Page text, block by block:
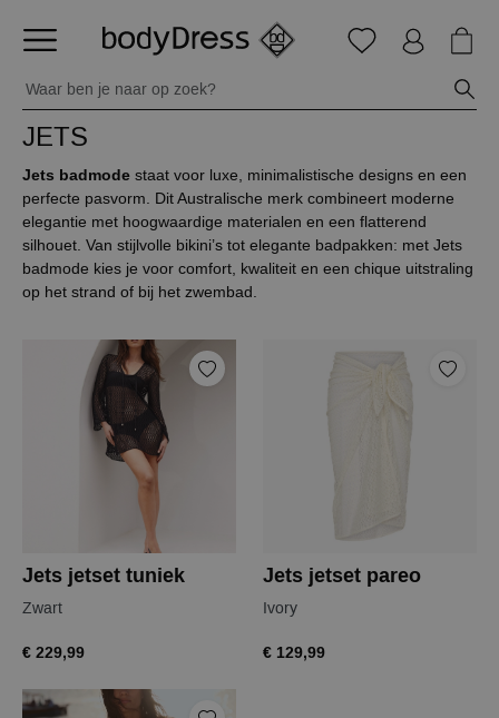
JETS
Jets badmode staat voor luxe, minimalistische designs en een
perfecte pasvorm. Dit Australische merk combineert moderne
elegantie met hoogwaardige materialen en een flatterend
silhouet. Van stijlvolle bikini’s tot elegante badpakken: met Jets
badmode kies je voor comfort, kwaliteit en een chique uitstraling
op het strand of bij het zwembad.
Jets jetset tuniek
Zwart
€ 229,99
Jets jetset pareo
Ivory
€ 129,99